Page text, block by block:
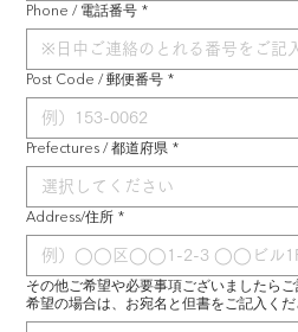
Phone / 電話番号 *
Post Code / 郵便番号 *
Prefectures / 都道府県 *
Address/住所 *
その他ご希望や必要事項ございましたら
希望の場合は、お宛名と但書をご記入くだ